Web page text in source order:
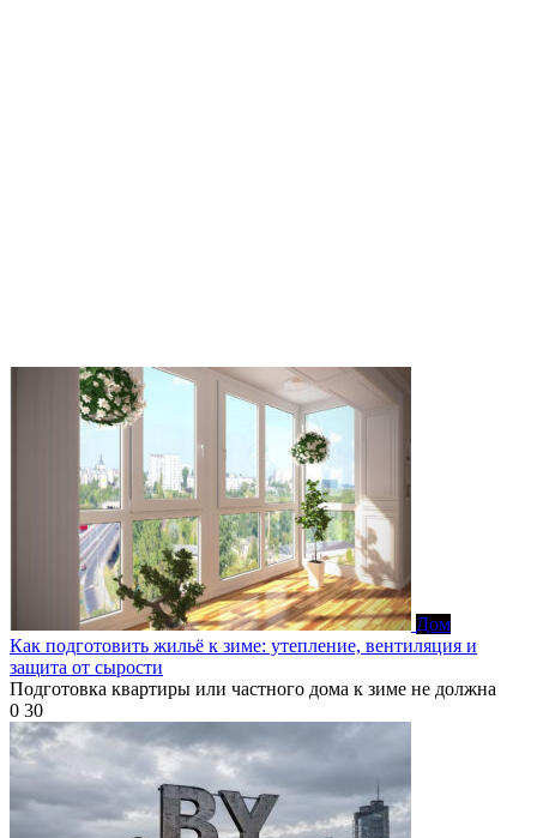
Дом
Как подготовить жильё к зиме: утепление, вентиляция и
защита от сырости
Подготовка квартиры или частного дома к зиме не должна
0 30